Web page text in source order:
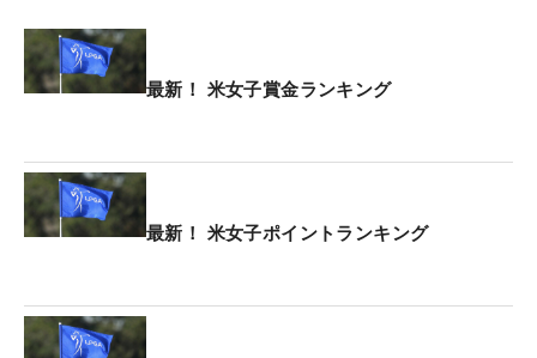
（約4億4600万円）で、2位のハナ・グリーン（オ
ーストラリア）に約2倍の差をつけている。
最新！ 米女子賞金ランキング
最新！ 米女子ポイントランキング